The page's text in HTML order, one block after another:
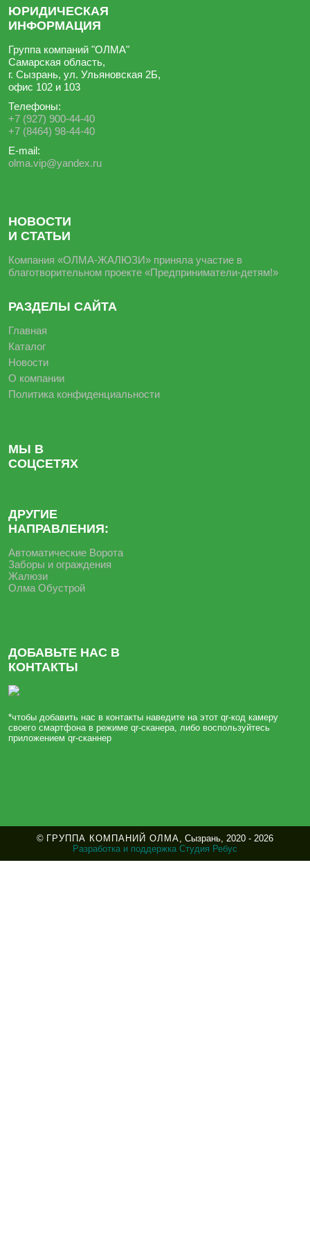
ЮРИДИЧЕСКАЯ
ИНФОРМАЦИЯ
Группа компаний "ОЛМА"
Самарская область,
г. Сызрань, ул. Ульяновская 2Б,
офис 102 и 103
Телефоны:
+7 (927) 900-44-40
+7 (8464) 98-44-40
E-mail:
olma.vip@yandex.ru
НОВОСТИ
И СТАТЬИ
Компания «ОЛМА-ЖАЛЮЗИ» приняла участие в
благотворительном проекте «Предприниматели-детям!»
РАЗДЕЛЫ САЙТА
Главная
Каталог
Новости
О компании
Политика конфиденциальности
МЫ В
СОЦСЕТЯХ
ДРУГИЕ
НАПРАВЛЕНИЯ:
Автоматические Ворота
Заборы и ограждения
Жалюзи
Олма Обустрой
ДОБАВЬТЕ НАС В
КОНТАКТЫ
*чтобы добавить нас в контакты наведите на этот qr-код камеру
своего смартфона в режиме qr-сканера, либо воспользуйтесь
приложением qr-сканнер
© ГРУППА КОМПАНИЙ ОЛМА, Сызрань, 2020 - 2026
Разработка и поддержка Студия Ребус